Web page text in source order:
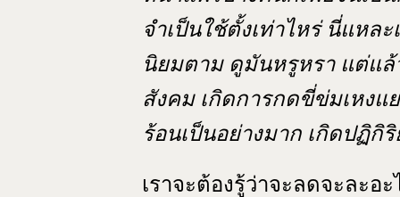
จำเป็นใช้ตั้งเท่าไหร่ นี่แห
นิยมตาม ดูมันหรูหรา แต่แล้
สังคม เกิดการกดขี่ข่มเหงแ
ร้อนเป็นอย่างมาก เกิดปฏิกิ
เราจะต้องรู้ว่าจะลดจะละอ